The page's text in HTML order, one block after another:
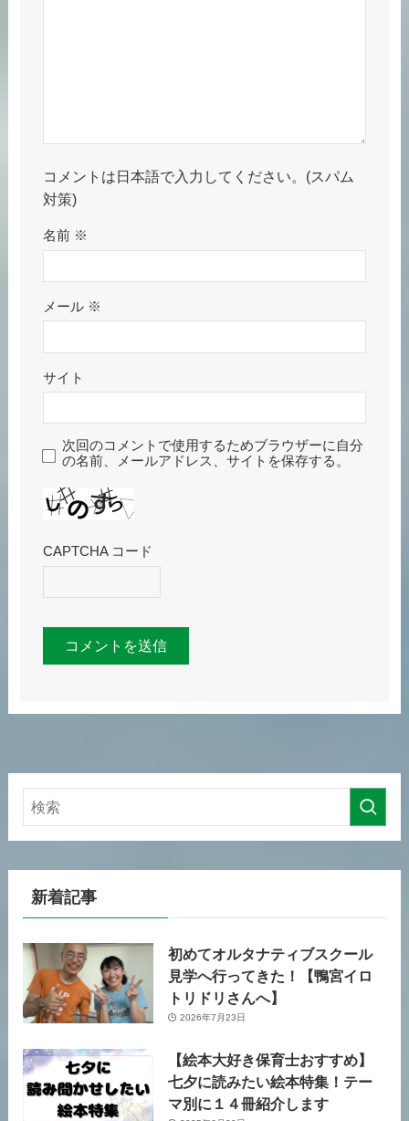
コメントは日本語で入力してください。(スパム
対策)
名前 ※
メール ※
サイト
次回のコメントで使用するためブラウザーに自分
の名前、メールアドレス、サイトを保存する。
CAPTCHA コード
新着記事
初めてオルタナティブスクール
見学へ行ってきた！【鴨宮イロ
トリドリさんへ】
2026年7月23日
【絵本大好き保育士おすすめ】
七夕に読みたい絵本特集！テー
マ別に１４冊紹介します